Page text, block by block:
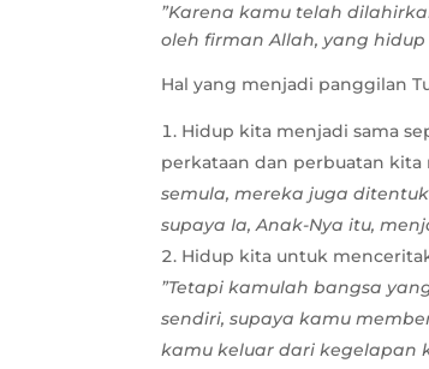
”Karena kamu telah
oleh firman Allah, yang
Hal yang menjadi panggilan
Hidup kita menjadi sama
perkataan dan perbuatan kita
semula, mereka juga
supaya Ia, Anak-Nya itu,
Hidup kita untuk
”Tetapi kamulah bangsa
sendiri, supaya kamu
kamu keluar dari kegelapan